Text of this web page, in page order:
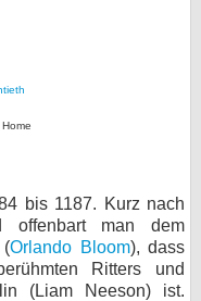
bis 1187. Kurz nach
man dem
(Orlando Bloom), dass
Ritters und
(Liam Neeson) ist.